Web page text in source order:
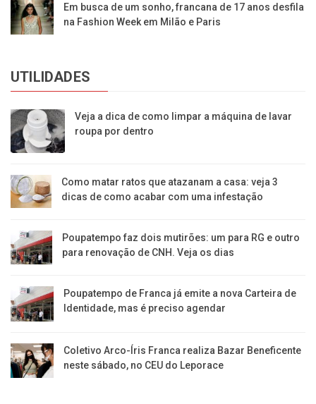
Em busca de um sonho, francana de 17 anos desfila
na Fashion Week em Milão e Paris
UTILIDADES
Veja a dica de como limpar a máquina de lavar
roupa por dentro
Como matar ratos que atazanam a casa: veja 3
dicas de como acabar com uma infestação
Poupatempo faz dois mutirões: um para RG e outro
para renovação de CNH. Veja os dias
Poupatempo de Franca já emite a nova Carteira de
Identidade, mas é preciso agendar
Coletivo Arco-Íris Franca realiza Bazar Beneficente
neste sábado, no CEU do Leporace